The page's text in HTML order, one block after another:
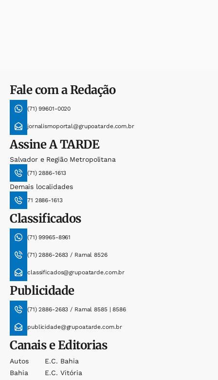
Fale com a Redação
(71) 99601-0020
jornalismoportal@grupoatarde.com.br
AssineA TARDE
Salvador e Região Metropolitana
(71) 2886-1613
Demais localidades
71 2886-1613
Classificados
(71) 99965-8961
(71) 2886-2683 / Ramal 8526
classificados@grupoatarde.com.br
Publicidade
(71) 2886-2683 / Ramal 8585 | 8586
publicidade@grupoatarde.com.br
Canais e Editorias
Autos
Bahia
E.c. Bahia
E.c. Vitória